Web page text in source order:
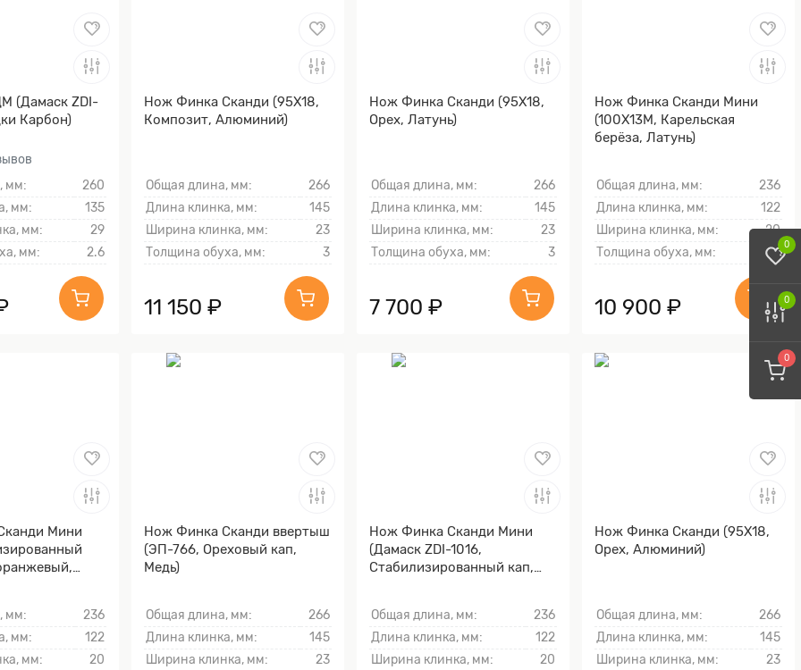
0
0
0
(Дамаск ZDI-
Карбон)
мм:
260
мм:
135
мм:
29
мм:
2.6
Нож Финка Сканди (95Х18,
Композит, Алюминий)
Общая длина, мм:
266
Длина клинка, мм:
145
Ширина клинка, мм:
23
Толщина обуха, мм:
3
11 150 ₽
Нож Финка Сканди (95Х18,
Орех, Латунь)
Общая длина, мм:
266
Длина клинка, мм:
145
Ширина клинка, мм:
23
Толщина обуха, мм:
3
7 700 ₽
Нож Финка Сканди Мини
(100Х13М, Карельская
берёза, Латунь)
Общая длина, мм:
236
Длина клинка, мм:
122
Ширина клинка, мм:
20
Толщина обуха, мм:
3
10 900 ₽
Мини
мм:
236
мм:
122
мм:
20
Нож Финка Сканди ввертыш
(ЭП-766, Ореховый кап,
Медь)
Общая длина, мм:
266
Длина клинка, мм:
145
Ширина клинка, мм:
23
Нож Финка Сканди Мини
(Дамаск ZDI-1016,
Стабилизированный кап,
Общая длина, мм:
236
Длина клинка, мм:
122
Ширина клинка, мм:
20
Нож Финка Сканди (95Х18,
Орех, Алюминий)
Общая длина, мм:
266
Длина клинка, мм:
145
Ширина клинка, мм:
23